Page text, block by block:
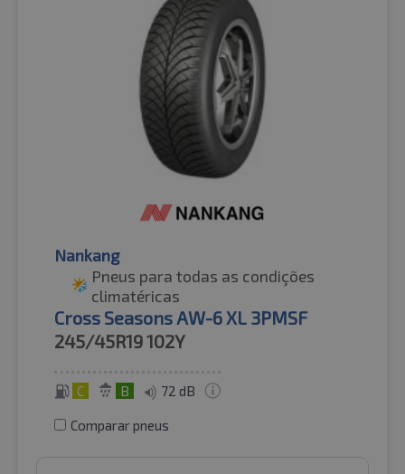
Nankang
Pneus para todas as condições
climatéricas
Cross Seasons AW-6 XL 3PMSF
245/45R19102Y
C B 72 dB
Comparar pneus